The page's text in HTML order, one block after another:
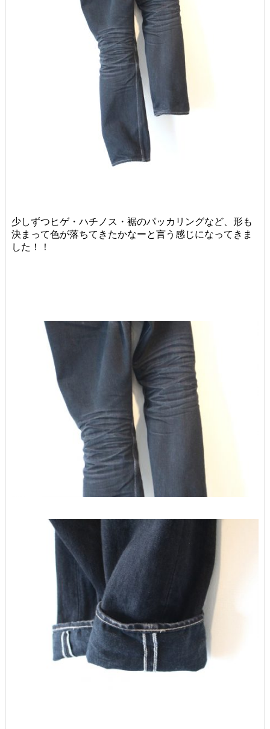
少しずつヒゲ・ハチノス・裾のパッカリングなど、形も
決まって色が落ちてきたかなーと言う感じになってきま
した！！